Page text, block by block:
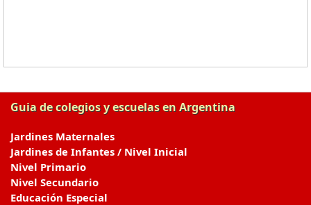
Guia de colegios y escuelas en Argentina
Jardines Maternales
Jardines de Infantes / Nivel Inicial
Nivel Primario
Nivel Secundario
Educación Especial